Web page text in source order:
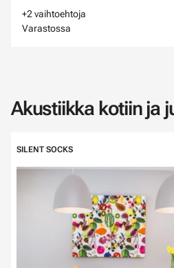
+2 vaihtoehtoja
Varastossa
Akustiikka kotiin ja
SILENT SOCKS